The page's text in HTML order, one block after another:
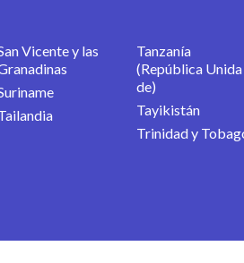
Vicente y las
Tanzanía
(República Unida
de)
Tayikistán
Trinidad y